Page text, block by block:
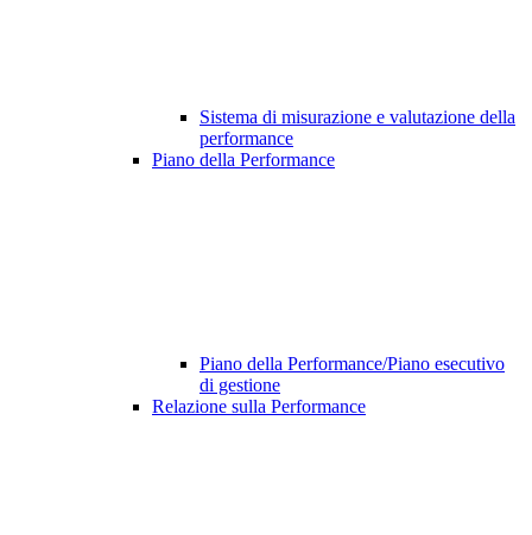
Sistema di misurazione e valutazione della
performance
Piano della Performance
Piano della Performance/Piano esecutivo
di gestione
Relazione sulla Performance